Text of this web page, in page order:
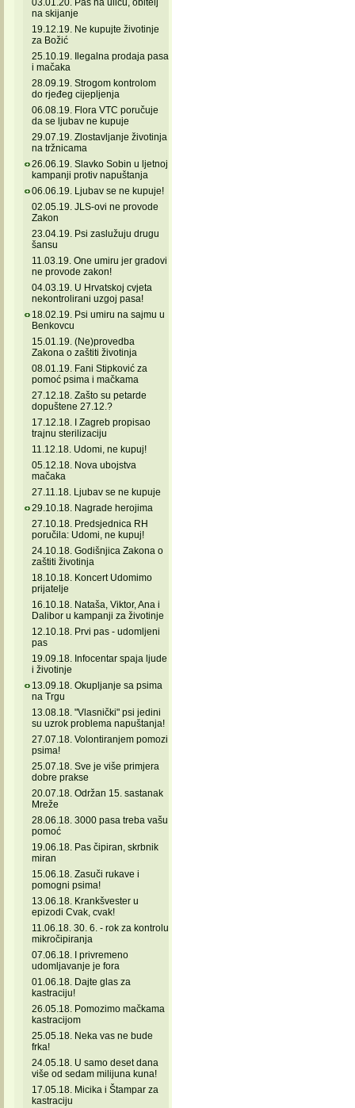
03.01.20. Pas na ulicu, obitelj
na skijanje
19.12.19. Ne kupujte životinje
za Božić
25.10.19. Ilegalna prodaja pasa
i mačaka
28.09.19. Strogom kontrolom
do rjeđeg cijepljenja
06.08.19. Flora VTC poručuje
da se ljubav ne kupuje
29.07.19. Zlostavljanje životinja
na tržnicama
26.06.19. Slavko Sobin u ljetnoj
kampanji protiv napuštanja
06.06.19. Ljubav se ne kupuje!
02.05.19. JLS-ovi ne provode
Zakon
23.04.19. Psi zaslužuju drugu
šansu
11.03.19. One umiru jer gradovi
ne provode zakon!
04.03.19. U Hrvatskoj cvjeta
nekontrolirani uzgoj pasa!
18.02.19. Psi umiru na sajmu u
Benkovcu
15.01.19. (Ne)provedba
Zakona o zaštiti životinja
08.01.19. Fani Stipković za
pomoć psima i mačkama
27.12.18. Zašto su petarde
dopuštene 27.12.?
17.12.18. I Zagreb propisao
trajnu sterilizaciju
11.12.18. Udomi, ne kupuj!
05.12.18. Nova ubojstva
mačaka
27.11.18. Ljubav se ne kupuje
29.10.18. Nagrade herojima
27.10.18. Predsjednica RH
poručila: Udomi, ne kupuj!
24.10.18. Godišnjica Zakona o
zaštiti životinja
18.10.18. Koncert Udomimo
prijatelje
16.10.18. Nataša, Viktor, Ana i
Dalibor u kampanji za životinje
12.10.18. Prvi pas - udomljeni
pas
19.09.18. Infocentar spaja ljude
i životinje
13.09.18. Okupljanje sa psima
na Trgu
13.08.18. "Vlasnički" psi jedini
su uzrok problema napuštanja!
27.07.18. Volontiranjem pomozi
psima!
25.07.18. Sve je više primjera
dobre prakse
20.07.18. Održan 15. sastanak
Mreže
28.06.18. 3000 pasa treba vašu
pomoć
19.06.18. Pas čipiran, skrbnik
miran
15.06.18. Zasuči rukave i
pomogni psima!
13.06.18. Krankšvester u
epizodi Cvak, cvak!
11.06.18. 30. 6. - rok za kontrolu
mikročipiranja
07.06.18. I privremeno
udomljavanje je fora
01.06.18. Dajte glas za
kastraciju!
26.05.18. Pomozimo mačkama
kastracijom
25.05.18. Neka vas ne bude
frka!
24.05.18. U samo deset dana
više od sedam milijuna kuna!
17.05.18. Micika i Štampar za
kastraciju